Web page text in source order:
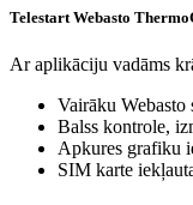
Telestart Webasto
Ar aplikāciju vadāms
Vairāku
Balss kontrole,
Apkures grafiku
SIM karte